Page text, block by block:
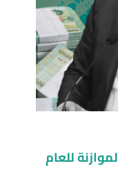
للعام